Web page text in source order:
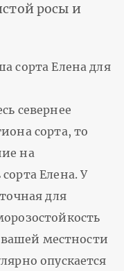
росы и
сорта Елена для
севернее
сорта, то
на
Елена. У
для
местности
опускается